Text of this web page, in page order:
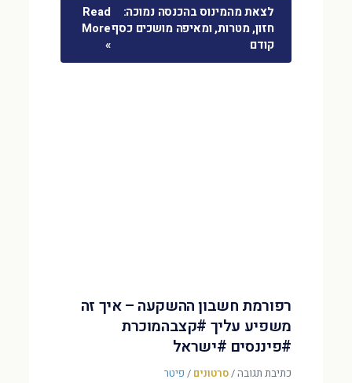
לצאת מהמינוס בהכנסה נמוכה:
חזון, מטרות, ומאיפה מושכים כסף
קודם
Read
More
»
רפורמת חשבון ההשקעה – איך זה
משפיע עליך #קצבהמוכרת
#פיננסים #ישראל
כתיבת תגובה/סרטונים / פיטר